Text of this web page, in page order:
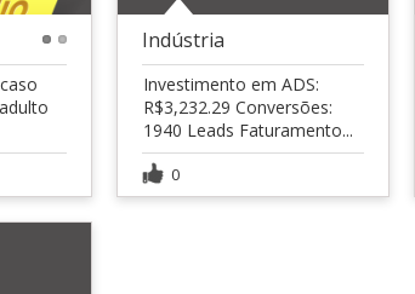
Indústria
Investimento em ADS:
R$3,232.29 Conversões:
1940 Leads Faturamento...
0